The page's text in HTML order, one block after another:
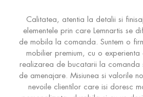
Calitatea, atentia la detalii si
elementele prin care Lemnartis se
de mobila la comanda. Suntem o
mobilier premium, cu o
realizarea de bucatarii la comanda
de amenajare. Misiunea si valorile
nevoile clientilor care isi doresc